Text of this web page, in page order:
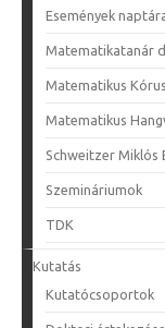
Események
Matematikatanár
Matematikus Kórus
Matematikus
Schweitzer Miklós
Szemináriumok
TDK
Kutatás
Kutatócsoportok